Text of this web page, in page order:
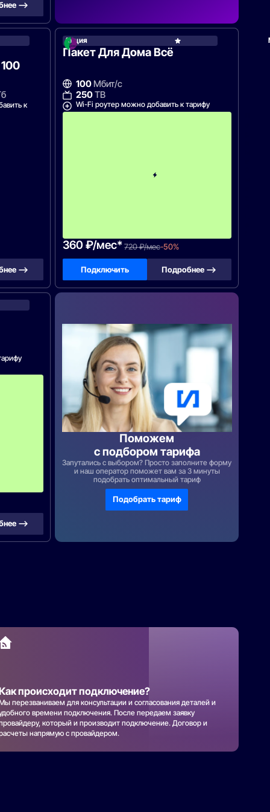
—>
Ростелеком
к
—>
Акция
Пакет Для Дома Всё
100 Мбит/с
250ТВ
Wi-Fi роутер можно добавить к тарифу
360 ₽/мес* 720 ₽/мес-50%
Подключить Подробнее —>
—>
Поможем
с подбором тарифа
Запутались с выбором? Просто заполните форму
и наш оператор поможет вам за 3 минуты
подобрать оптимальный тариф
Подобрать тариф
происходит подключение?
перезваниваем для консультации и согласования деталей и
времени подключения. После передаем заявку
который и производит подключение. Договор и
напрямую с провайдером.